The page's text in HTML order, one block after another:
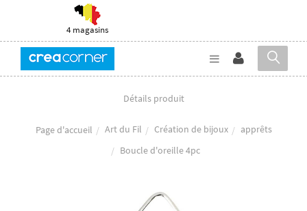
4 magasins
Détails produit
Page d'accueil Art du Fil Création de bijoux
apprêts
Boucle d'oreille 4pc